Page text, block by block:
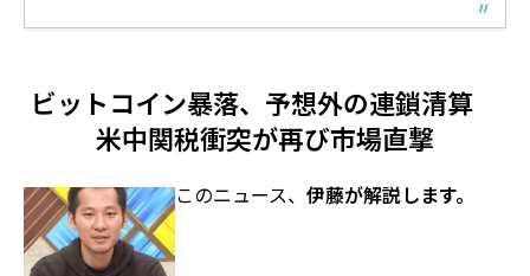
ビットコイン暴落、予想外の連鎖清算
米中関税衝突が再び市場直撃
このニュース、 伊藤が解説します。